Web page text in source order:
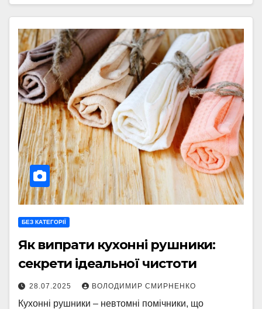
БЕЗ КАТЕГОРІЇ
Як випрати кухонні рушники:
секрети ідеальної чистоти
28.07.2025 ВОЛОДИМИР СМИРНЕНКО
Кухонні рушники – невтомні помічники, що